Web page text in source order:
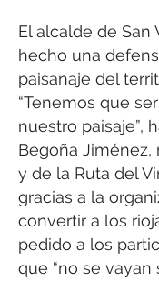
El alcalde de San
hecho una
paisanaje del
“Tenemos que
nuestro paisaje”,
Begoña Jiménez,
y de la Ruta del
gracias a la
convertir a los
pedido a los
que “no se